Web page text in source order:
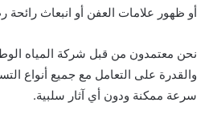
أو ظهور علامات العفن أو انبعاث رائحة
نحن معتمدون من قبل شركة المياه
والقدرة على التعامل مع جميع أنواع
سرعة ممكنة ودون أي آثار سلبية.